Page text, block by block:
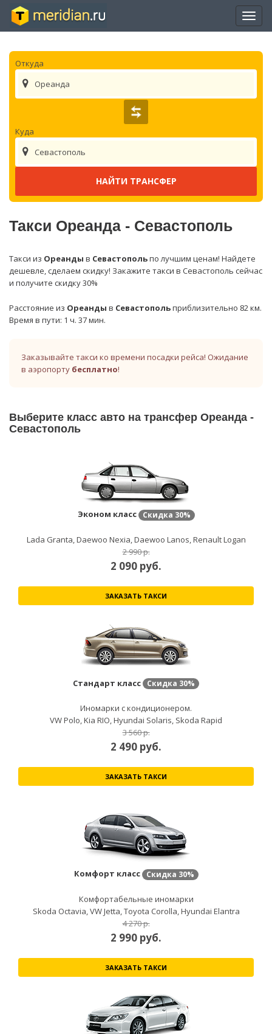
Откуда
Ореанда
Куда
Севастополь
Такси Ореанда - Севастополь
Такси из Ореанды в Севастопольпо лучшим ценам! Найдете
дешевле, сделаем скидку! Закажите такси в Севастополь сейчас
и получите скидку 30%
Расстояние из Ореанды в Севастопольприблизительно 82 км.
Время в пути: 1 ч. 37 мин.
Заказывайте такси ко времени посадки рейса! Ожидание
в аэропорту бесплатно!
Выберите класс авто на трансфер Ореанда -
Севастополь
Эконом класс Скидка 30%
Lada Granta, Daewoo Nexia, Daewoo Lanos, Renault Logan
2 990 р.
2 090 руб.
ЗАКАЗАТЬ ТАКСИ
Стандарт класс Скидка 30%
Иномарки с кондиционером.
VW Polo, Kia RIO, Hyundai Solaris, Skoda Rapid
3 560 р.
2 490 руб.
ЗАКАЗАТЬ ТАКСИ
Комфорт класс Скидка 30%
Комфортабельные иномарки
Skoda Octavia, VW Jetta, Toyota Corolla, Hyundai Elantra
4 270 р.
2 990 руб.
ЗАКАЗАТЬ ТАКСИ